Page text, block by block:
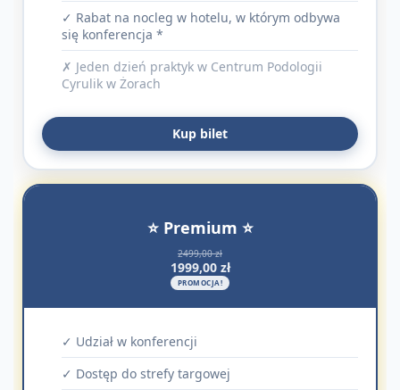
✓ Rabat na nocleg w hotelu, w którym odbywa
się konferencja *
✗ Jeden dzień praktyk w Centrum Podologii
Cyrulik w Żorach
Kup bilet
⭐ Premium ⭐
2499,00 zł
1999,00 zł
PROMOCJA!
✓ Udział w konferencji
✓ Dostęp do strefy targowej